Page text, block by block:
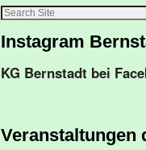
Instagram
KG Bernstadt bei
Veranstaltungen